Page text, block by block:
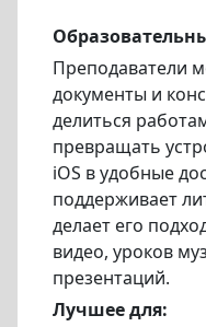
Преподаватели
документы и
делиться
превращать
iOS в удобные
поддерживает
делает его
видео, уроков
презентаций.
Лучшее для: